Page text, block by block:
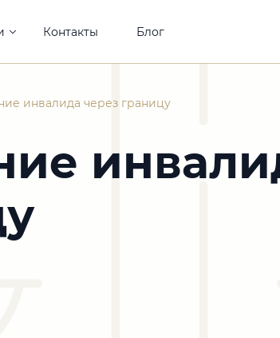
Контакты Блог
инвалида через границу